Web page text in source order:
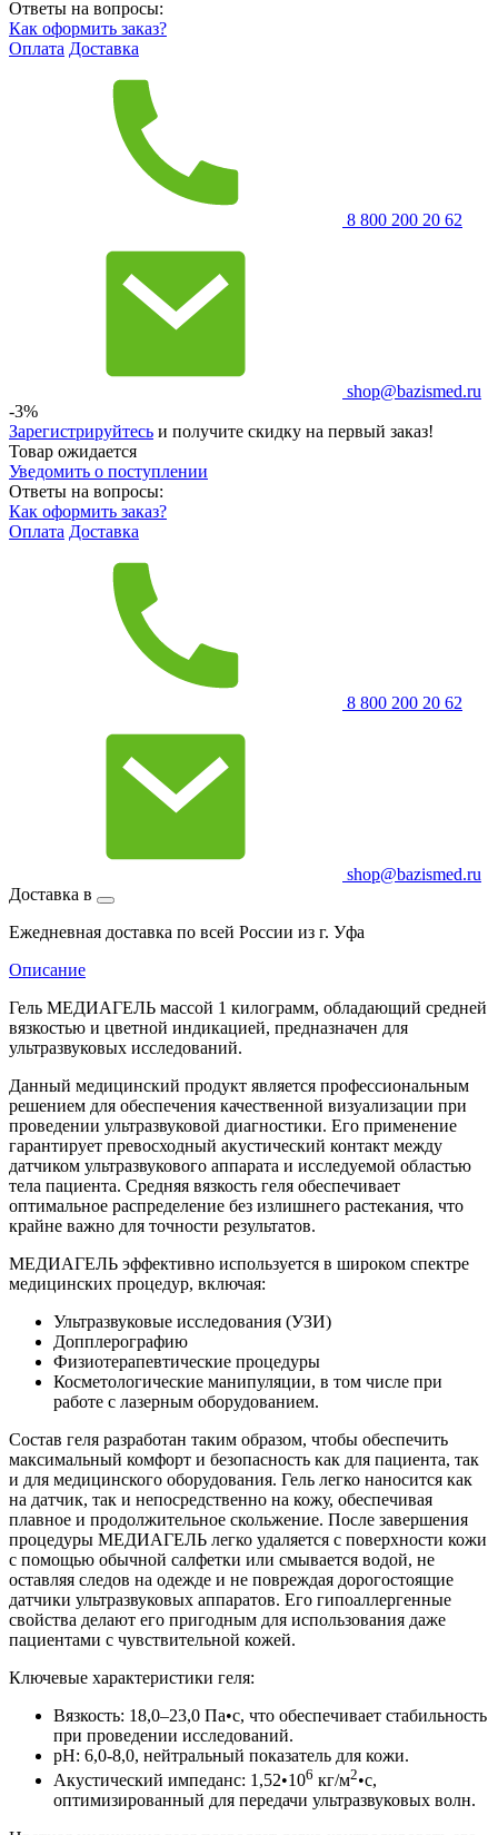
Ответы на вопросы:
Как оформить заказ?
Оплата Доставка
8 800 200 20 62
shop@bazismed.ru
-3%
Зарегистрируйтесь и получите скидку на первый заказ!
Товар ожидается
Уведомить о поступлении
Ответы на вопросы:
Как оформить заказ?
Оплата Доставка
8 800 200 20 62
shop@bazismed.ru
Доставка в
Ежедневная доставка по всей России из г. Уфа
Описание
Гель МЕДИАГЕЛЬ массой 1 килограмм, обладающий средней
вязкостью и цветной индикацией, предназначен для
ультразвуковых исследований.
Данный медицинский продукт является профессиональным
решением для обеспечения качественной визуализации при
проведении ультразвуковой диагностики. Его применение
гарантирует превосходный акустический контакт между
датчиком ультразвукового аппарата и исследуемой областью
тела пациента. Средняя вязкость геля обеспечивает
оптимальное распределение без излишнего растекания, что
крайне важно для точности результатов.
МЕДИАГЕЛЬ эффективно используется в широком спектре
медицинских процедур, включая:
Ультразвуковые исследования (УЗИ)
Допплерографию
Физиотерапевтические процедуры
Косметологические манипуляции, в том числе при
работе с лазерным оборудованием.
Состав геля разработан таким образом, чтобы обеспечить
максимальный комфорт и безопасность как для пациента, так
и для медицинского оборудования. Гель легко наносится как
на датчик, так и непосредственно на кожу, обеспечивая
плавное и продолжительное скольжение. После завершения
процедуры МЕДИАГЕЛЬ легко удаляется с поверхности кожи
с помощью обычной салфетки или смывается водой, не
оставляя следов на одежде и не повреждая дорогостоящие
датчики ультразвуковых аппаратов. Его гипоаллергенные
свойства делают его пригодным для использования даже
пациентами с чувствительной кожей.
Ключевые характеристики геля:
Вязкость: 18,0–23,0 Па•с, что обеспечивает стабильность
при проведении исследований.
pH: 6,0-8,0, нейтральный показатель для кожи.
Акустический импеданс: 1,52•106 кг/м2•с,
оптимизированный для передачи ультразвуковых волн.